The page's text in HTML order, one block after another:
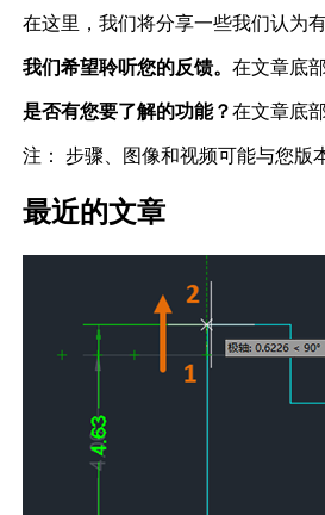
在这里，我们将分享一些我们认为
我们希望聆听您的反馈。 在文章底
是否有您要了解的功能？在文章底
注： 步骤、图像和视频可能与您版
最近的文章